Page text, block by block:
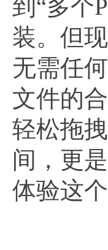
到“多个
装。但
无需任
文件的
轻松拖
间，更
体验这